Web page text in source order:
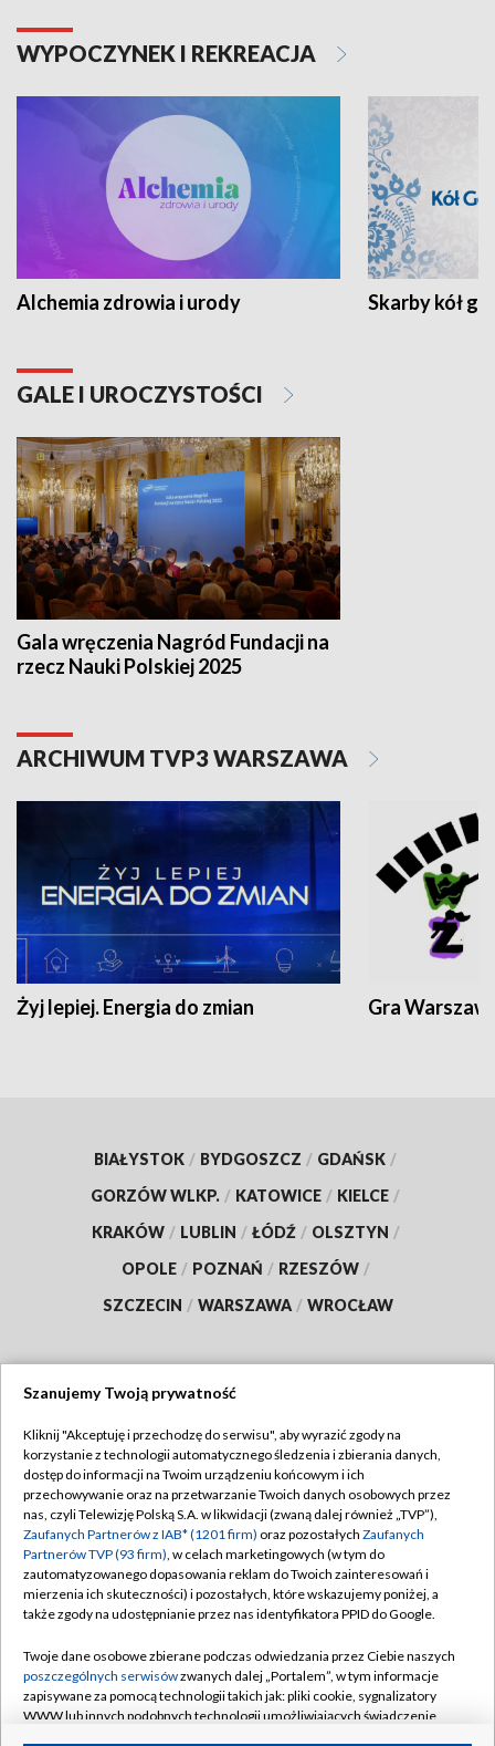
WYPOCZYNEK I REKREACJA
Alchemia zdrowia i urody Skarby kół
GALE I UROCZYSTOŚCI
Gala wręczenia Nagród Fundacji na
rzecz Nauki Polskiej 2025
ARCHIWUM TVP3 WARSZAWA
Żyj lepiej. Energia do zmian Gra
BIAŁYSTOK / BYDGOSZCZ / GDAŃSK /
GORZÓW WLKP. / KATOWICE / KIELCE /
KRAKÓW / LUBLIN / ŁÓDŹ / OLSZTYN /
OPOLE / POZNAŃ / RZESZÓW /
SZCZECIN / WARSZAWA / WROCŁAW
TVP
Abonament TVP
Emisja w TVP
Centrum informacji TVP
Naziemna Telewizja Cyfrowa
Rada Programowa
System NOS
Regulamin TVP
Polityka prywatności
Moje zgody
Pomoc
Kontakt
Szanujemy Twoją prywatność
Kliknij "Akceptuję i przechodzę do serwisu", aby wyrazić zgody na
korzystanie z technologii automatycznego śledzenia i zbierania danych,
dostęp do informacji na Twoim urządzeniu końcowym i ich
przechowywanie oraz na przetwarzanie Twoich danych osobowych przez
nas, czyli Telewizję Polską S.A. w likwidacji (zwaną dalej również „TVP”),
Zaufanych Partnerów z IAB* (1201 firm) oraz pozostałych Zaufanych
Partnerów TVP (93 firm), w celach marketingowych (w tym do
zautomatyzowanego dopasowania reklam do Twoich zainteresowań i
mierzenia ich skuteczności) i pozostałych, które wskazujemy poniżej, a
także zgody na udostępnianie przez nas identyfikatora PPID do Google.
Twoje dane osobowe zbierane podczas odwiedzania przez Ciebie naszych
poszczególnych serwisówzwanych dalej „Portalem”, w tym informacje
zapisywane za pomocą technologii takich jak: pliki cookie, sygnalizatory
WWW lub innych podobnych technologii umożliwiających świadczenie